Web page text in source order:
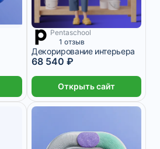
Pentaschool
1 отзыв
Декорирование интерьера
68 540 ₽
Открыть сайт